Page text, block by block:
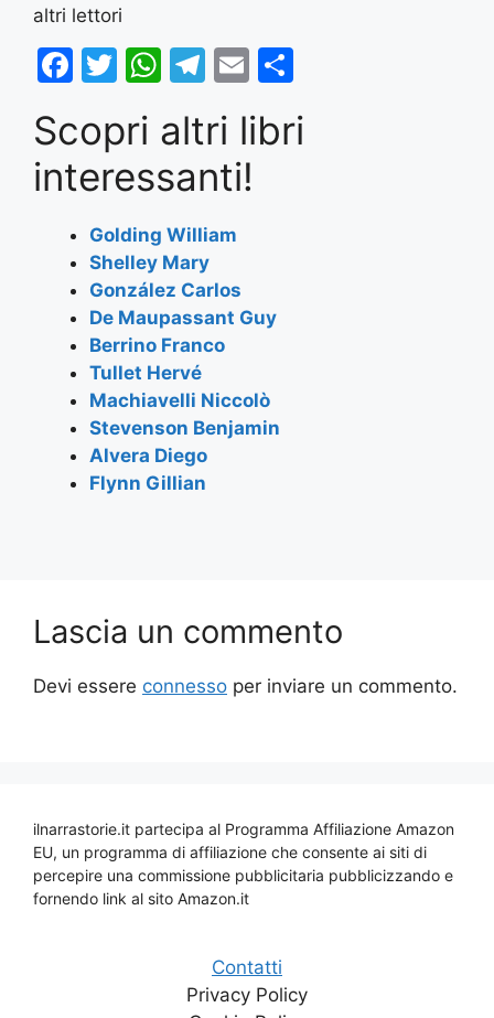
altri lettori
F
c
e
b
o
o
k
T
itt
er
W
at
s
A
p
p
T
e
gr
a
m
E
ai
l
ar
Scopri altri libri
interessanti!
Golding William
Shelley Mary
González Carlos
De Maupassant Guy
Berrino Franco
Tullet Hervé
Machiavelli Niccolò
Stevenson Benjamin
Alvera Diego
Flynn Gillian
Lascia un commento
Devi essere connesso per inviare un commento.
ilnarrastorie.it partecipa al Programma Affiliazione Amazon
EU, un programma di affiliazione che consente ai siti di
percepire una commissione pubblicitaria pubblicizzando e
fornendo link al sito Amazon.it
Contatti
Privacy Policy